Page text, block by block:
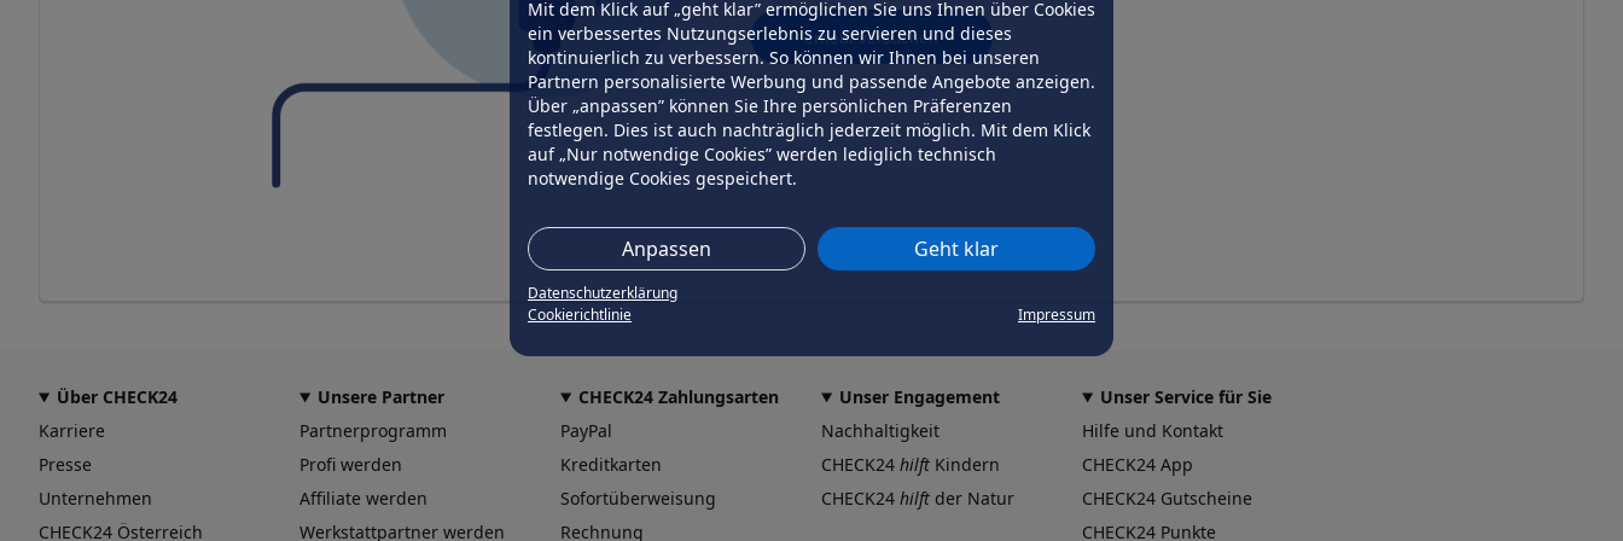
Mit dem Klick auf „geht klar” ermöglichen Sie uns Ihnen über Cookies
ein verbessertes Nutzungserlebnis zu servieren und dieses
kontinuierlich zu verbessern. So können wir Ihnen bei unseren
Partnern personalisierte Werbung und passende Angebote anzeigen.
Über „anpassen” können Sie Ihre persönlichen Präferenzen
festlegen. Dies ist auch nachträglich jederzeit möglich. Mit dem Klick
auf „Nur notwendige Cookies” werden lediglich technisch
notwendige Cookies gespeichert.
Anpassen Geht klar
Datenschutzerklärung
Cookierichtlinie
Impressum
erneut versuchen
Über CHECK24
Karriere
Presse
Unternehmen
CHECK24 Österreich
Unsere Partner
Partnerprogramm
Profi werden
Affiliate werden
Werkstattpartner werden
CHECK24 Zahlungsarten
PayPal
Kreditkarten
Sofortüberweisung
Rechnung
Unser Engagement
Nachhaltigkeit
CHECK24 hilft Kindern
CHECK24 hilft der Natur
Unser Service für Sie
Hilfe und Kontakt
CHECK24 App
CHECK24 Gutscheine
CHECK24 Punkte